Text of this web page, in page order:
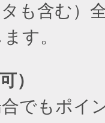
も含む）
す。
）
でもポイ